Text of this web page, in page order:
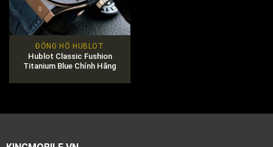
ĐỒNG HỒ HUBLOT
Hublot Classic Fushion
Titanium Blue Chính Hãng